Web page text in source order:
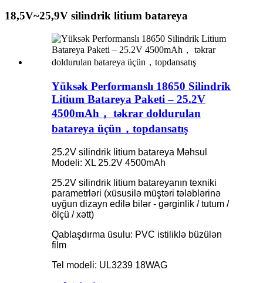
18,5V~25,9V silindrik litium batareya
Yüksək Performanslı 18650 Silindrik
Litium Batareya Paketi – 25.2V
4500mAh， təkrar doldurulan
batareya üçün，topdansatış
25.2V silindrik litium batareya Məhsul
Modeli: XL 25.2V 4500mAh
25.2V silindrik litium batareyanın texniki
parametrləri (xüsusilə müştəri tələblərinə
uyğun dizayn edilə bilər - gərginlik / tutum /
ölçü / xətt)
Qablaşdırma üsulu: PVC istiliklə büzülən
film
Tel modeli: UL3239 18WAG